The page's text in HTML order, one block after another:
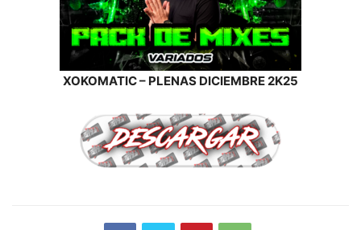
XOKOMATIC – PLENAS DICIEMBRE 2K25